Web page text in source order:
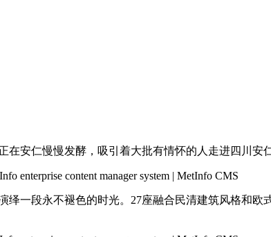
安仁慢慢发酵，吸引着大批有情怀的人走进四川安
一段永不褪色的时光。27座融合民清建筑风格和